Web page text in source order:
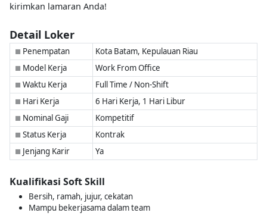
kirimkan lamaran Anda!
Detail Loker
■ Penempatan Kota Batam, Kepulauan Riau
■ Model Kerja Work From Office
■ Waktu Kerja Full Time / Non-Shift
■ Hari Kerja 6 Hari Kerja, 1 Hari Libur
■ Nominal Gaji Kompetitif
■ Status Kerja Kontrak
■ Jenjang Karir Ya
Kualifikasi Soft Skill
Bersih, ramah, jujur, cekatan
Mampu bekerjasama dalam team